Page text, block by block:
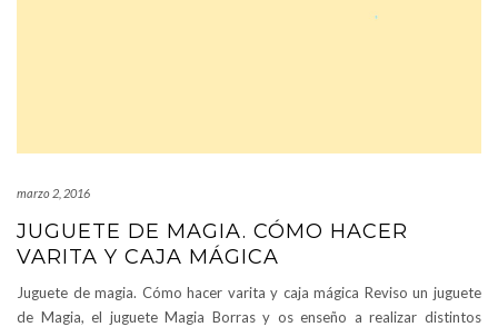
marzo 2, 2016
JUGUETE DE MAGIA. CÓMO HACER
VARITA Y CAJA MÁGICA
Juguete de magia. Cómo hacer varita y caja mágica Reviso un juguete
de Magia, el juguete Magia Borras y os enseño a realizar distintos